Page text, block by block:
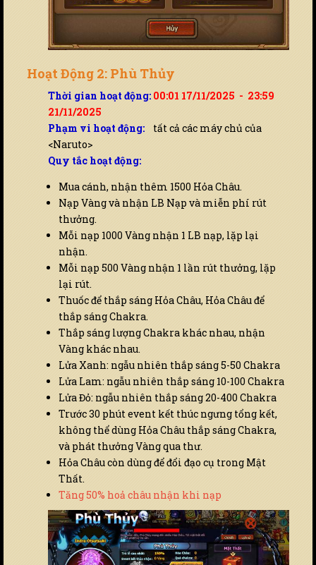
Hoạt Động 2: Phù Thủy
Thời gian hoạt động: 00:01 17/11/2025 - 23:59
21/11/2025
Phạm vi hoạt động: tất cả các máy chủ của
<Naruto>
Quy tắc hoạt động:
Mua cánh, nhận thêm 1500 Hỏa Châu.
Nạp Vàng và nhận LB Nạp và miễn phí rút
thưởng.
Mỗi nạp 1000 Vàng nhận 1 LB nạp, lặp lại
nhận.
Mỗi nạp 500 Vàng nhận 1 lần rút thưởng, lặp
lại rút.
Thuốc để thắp sáng Hỏa Châu, Hỏa Châu để
thắp sáng Chakra.
Thắp sáng lượng Chakra khác nhau, nhận
Vàng khác nhau.
Lửa Xanh: ngẫu nhiên thắp sáng 5-50 Chakra
Lửa Lam: ngẫu nhiên thắp sáng 10-100 Chakra
Lửa Đỏ: ngẫu nhiên thắp sáng 20-400 Chakra
Trước 30 phút event kết thúc ngưng tổng kết,
không thể dùng Hỏa Châu thắp sáng Chakra,
và phát thưởng Vàng qua thư.
Hỏa Châu còn dùng để đổi đạo cụ trong Mật
Thất.
Tăng 50% hoả châu nhận khi nạp